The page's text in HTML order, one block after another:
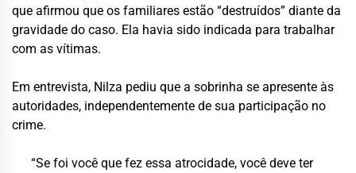
que afirmou que os familiares estão “destruídos” diante da
gravidade do caso. Ela havia sido indicada para trabalhar
com as vítimas.
Em entrevista, Nilza pediu que a sobrinha se apresente às
autoridades, independentemente de sua participação no
crime.
“Se foi você que fez essa atrocidade, você deve ter